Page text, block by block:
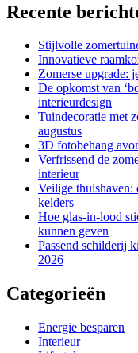
Recente
Stijlvolle
Innovatieve
Zomerse upgrade:
De opkomst van
interieurdesign
Tuindecoratie met
augustus
3D fotobehang
Verfrissend de
interieur
Veilige thuishaven:
kelders
Hoe glas-in-lood
kunnen geven
Passend schilderij
2026
Categorieën
Energie besparen
Interieur